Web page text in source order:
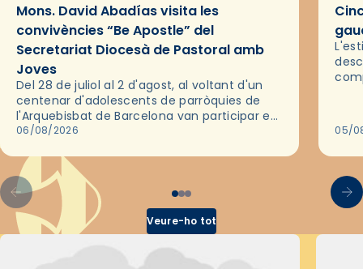
Mons. David Abadías visita les
convivències “Be Apostle” del
Secretariat Diocesà de Pastoral amb
Joves
Del 28 de juliol al 2 d'agost, al voltant d'un
centenar d'adolescents de parròquies de
l'Arquebisbat de Barcelona van participar en
les convivències Be Apostle, organitzades
06/08/2026 05/
Veure-ho tot